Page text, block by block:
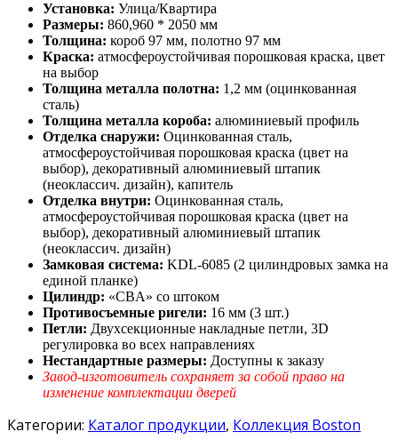
Установка: Улица/Квартира
Размеры: 860,960 * 2050 мм
Толщина: короб 97 мм, полотно 97 мм
Краска: атмосфероустойчивая порошковая краска, цвет
на выбор
Толщина металла полотна: 1,2 мм (оцинкованная
сталь)
Толщина металла короба: алюминиевый профиль
Отделка снаружи: Оцинкованная сталь,
атмосфероустойчивая порошковая краска (цвет на
выбор), декоративный алюминиевый штапик
(неоклассич. дизайн), капитель
Отделка внутри: Оцинкованная сталь,
атмосфероустойчивая порошковая краска (цвет на
выбор), декоративный алюминиевый штапик
(неоклассич. дизайн)
Замковая система: KDL-6085 (2 цилиндровых замка на
единой планке)
Цилиндр: «CBA» со штоком
Противосъемные ригели: 16 мм (3 шт.)
Петли: Двухсекционные накладные петли, 3D
регулировка во всех направлениях
Нестандартные размеры: Доступны к заказу
Завод-изготовитель сохраняет за собой право на
изменение комплектации дверей
Категории: Каталог продукции, Коллекция Boston